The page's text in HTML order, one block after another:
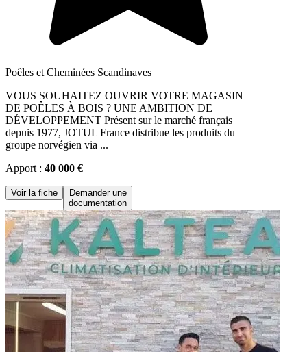
Poêles et Cheminées Scandinaves
VOUS SOUHAITEZ OUVRIR VOTRE MAGASIN
DE POÊLES À BOIS ? UNE AMBITION DE
DÉVELOPPEMENT Présent sur le marché français
depuis 1977, JOTUL France distribue les produits du
groupe norvégien via ...
Apport : 40 000 €
Voir la fiche
Demander une
documentation